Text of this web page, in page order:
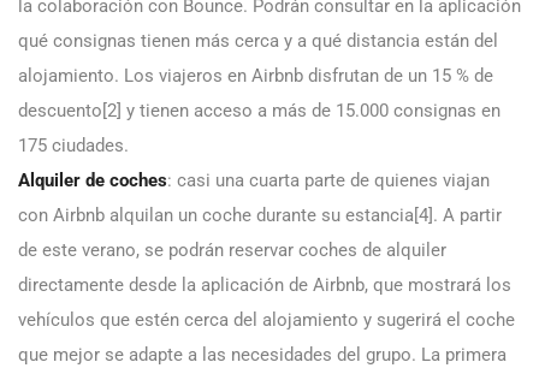
la colaboración con Bounce. Podrán consultar en la aplicación
qué consignas tienen más cerca y a qué distancia están del
alojamiento. Los viajeros en Airbnb disfrutan de un 15 % de
descuento[2] y tienen acceso a más de 15.000 consignas en
175 ciudades.
Alquiler de coches: casi una cuarta parte de quienes viajan
con Airbnb alquilan un coche durante su estancia[4]. A partir
de este verano, se podrán reservar coches de alquiler
directamente desde la aplicación de Airbnb, que mostrará los
vehículos que estén cerca del alojamiento y sugerirá el coche
que mejor se adapte a las necesidades del grupo. La primera